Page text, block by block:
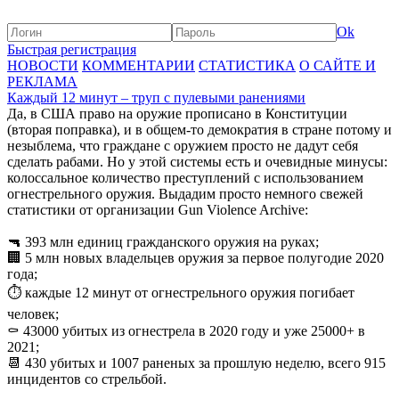
Ok
Быстрая регистрация
НОВОСТИ КОММЕНТАРИИ СТАТИСТИКА О САЙТЕ И
РЕКЛАМА
Каждый 12 минут – труп с пулевыми ранениями
Да, в США право на оружие прописано в Конституции
(вторая поправка), и в общем-то демократия в стране потому и
незыблема, что граждане с оружием просто не дадут себя
сделать рабами. Но у этой системы есть и очевидные минусы:
колоссальное количество преступлений с использованием
огнестрельного оружия. Выдадим просто немного свежей
статистики от организации Gun Violence Archive:
🔫 393 млн единиц гражданского оружия на руках;
🏢 5 млн новых владельцев оружия за первое полугодие 2020
года;
⏱ каждые 12 минут от огнестрельного оружия погибает
человек;
⚰️ 43000 убитых из огнестрела в 2020 году и уже 25000+ в
2021;
📆 430 убитых и 1007 раненых за прошлую неделю, всего 915
инцидентов со стрельбой.